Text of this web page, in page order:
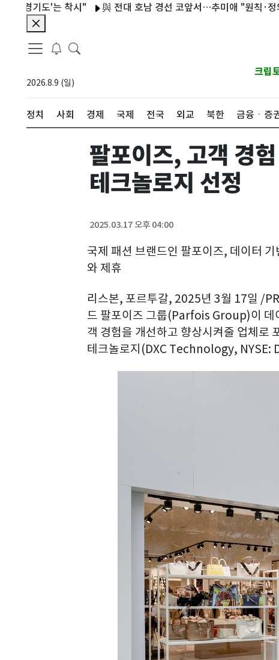
기도'는 착시" 與 전대 호남 경선 코앞서…추미애 "원칙·정의" 강
2026.8.9 (일)
크립
정치 사회 경제 국제 전국 외교 북한 금융ㆍ증
팔포이즈, 고객 경
테크놀로지 선정
2025.03.17 오후 04:00
국제 패션 브랜드인 팔포이즈, 데이터
와 제휴
리스본, 포르투갈, 2025년 3월 17일 /
드 팔포이즈 그룹(Parfois Group)이 데
객 경험을 개선하고 향상시켜줄 업체로
테크놀로지(DXC Technology, NYSE: